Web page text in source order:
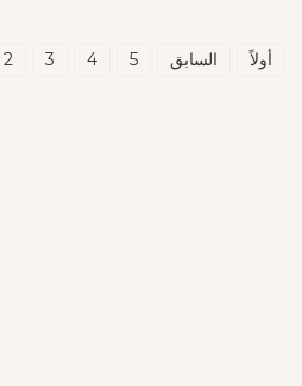
أولاً السابق 2 3 4 5